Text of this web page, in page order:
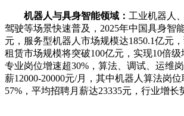
机器人与具身智能领域： 工业机器人
驾驶等场景快速普及，2025年中国具身智
元，服务型机器人市场规模达1850.1亿元
租赁市场规模将突破100亿元，实现10倍
专业岗位增速超30%，算法、调试、运维
薪12000-20000元/月，其中机器人算法岗
57%，平均招聘月薪达23335元，行业增长